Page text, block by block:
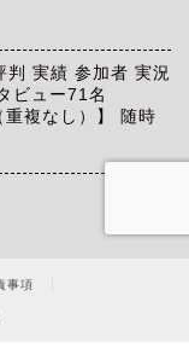
判 実績 参加者 実況
ビュー71名
複なし）】 随時
事項